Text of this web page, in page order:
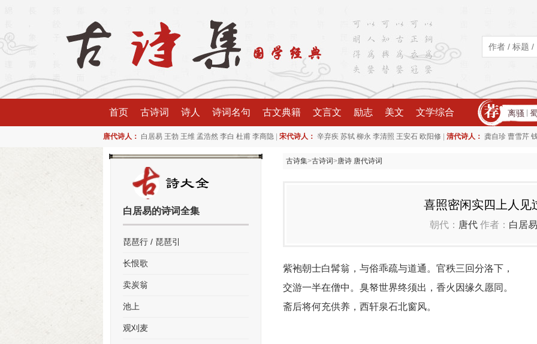
首页 古诗词 诗人 诗词名句 古文典籍 文言文 励志 美文 文学综合 离骚
唐代诗人： 白居易 王勃 王维 孟浩然 李白 杜甫 李商隐 宋代诗人： 辛弃疾 苏轼 柳永 李清照 王安石 欧阳修 清代诗人： 龚自珍 曹雪芹
古诗集>古诗词>唐诗 唐代诗词
喜照密闲实四上人见
朝代： 唐代 作者： 白居易
紫袍朝士白髯翁，与俗乖疏与道通。官秩三回分洛下，
交游一半在僧中。臭帑世界终须出，香火因缘久愿同。
斋后将何充供养，西轩泉石北窗风。
白居易的诗词全集
琵琶行 / 琵琶引
长恨歌
卖炭翁
池上
观刈麦